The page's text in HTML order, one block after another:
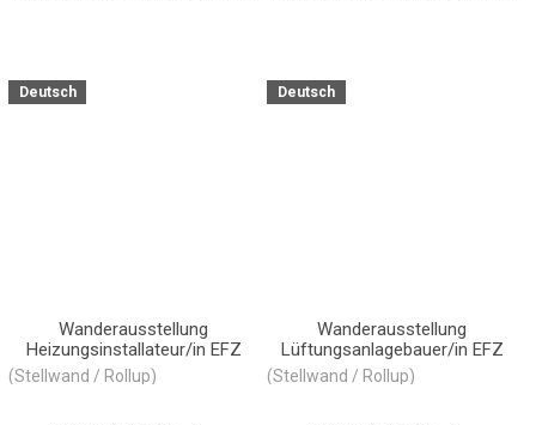
Deutsch
Wanderausstellung
Heizungsinstallateur/in EFZ
(Stellwand / Rollup)
Deutsch
Wanderausstellung
Lüftungsanlagebauer/in EFZ
(Stellwand / Rollup)